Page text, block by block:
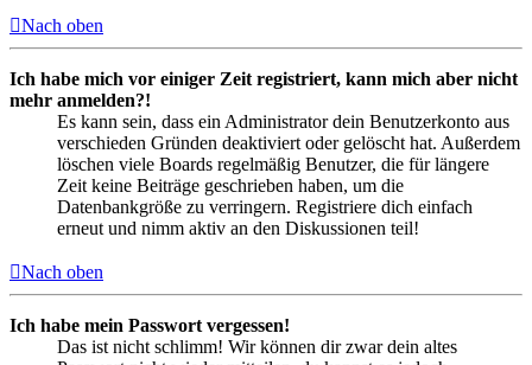
Nach oben
Ich habe mich vor einiger Zeit registriert, kann mich aber nicht
mehr anmelden?!
Es kann sein, dass ein Administrator dein Benutzerkonto aus
verschieden Gründen deaktiviert oder gelöscht hat. Außerdem
löschen viele Boards regelmäßig Benutzer, die für längere
Zeit keine Beiträge geschrieben haben, um die
Datenbankgröße zu verringern. Registriere dich einfach
erneut und nimm aktiv an den Diskussionen teil!
Nach oben
Ich habe mein Passwort vergessen!
Das ist nicht schlimm! Wir können dir zwar dein altes